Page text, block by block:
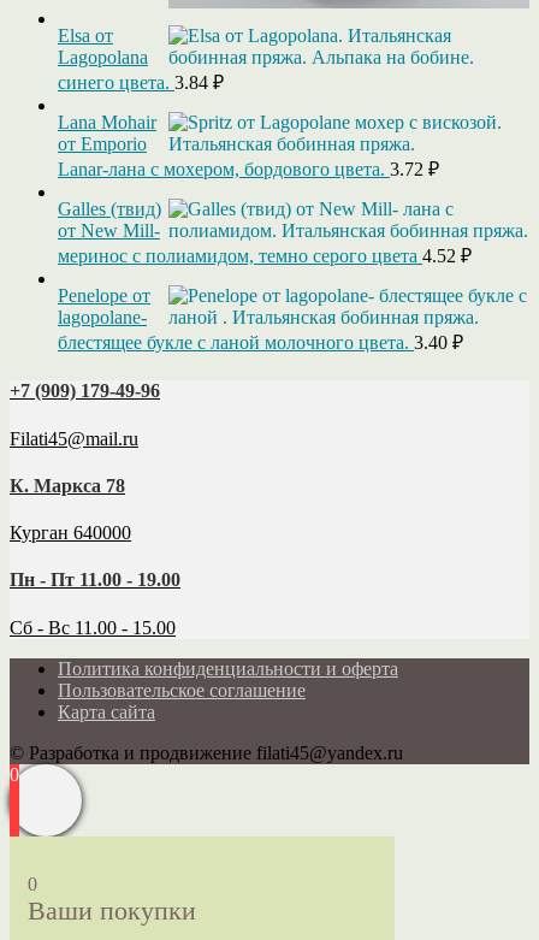
Elsa от
Lagopolana
синего цвета. 3.84 ₽
Lana Mohair
от Emporio
Lanar-лана с мохером, бордового цвета. 3.72 ₽
Galles (твид)
от New Mill-
меринос с полиамидом, темно серого цвета 4.52 ₽
Penelope от
lagopolane-
блестящее букле с ланой молочного цвета. 3.40 ₽
+7 (909) 179‑49-96
Filati45@mail.ru
К. Маркса 78
Курган 640000
Пн - Пт 11.00 - 19.00
Сб - Вс 11.00 - 15.00
Политика конфиденциальности и оферта
Пользовательское соглашение
Карта сайта
© Разработка и продвижение filati45@yandex.ru
0
0
Ваши покупки